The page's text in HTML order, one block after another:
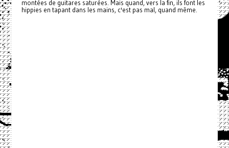
montées de guitares saturées. Mais quand, vers la fin, ils font les
hippies en tapant dans les mains, c'est pas mal, quand même.